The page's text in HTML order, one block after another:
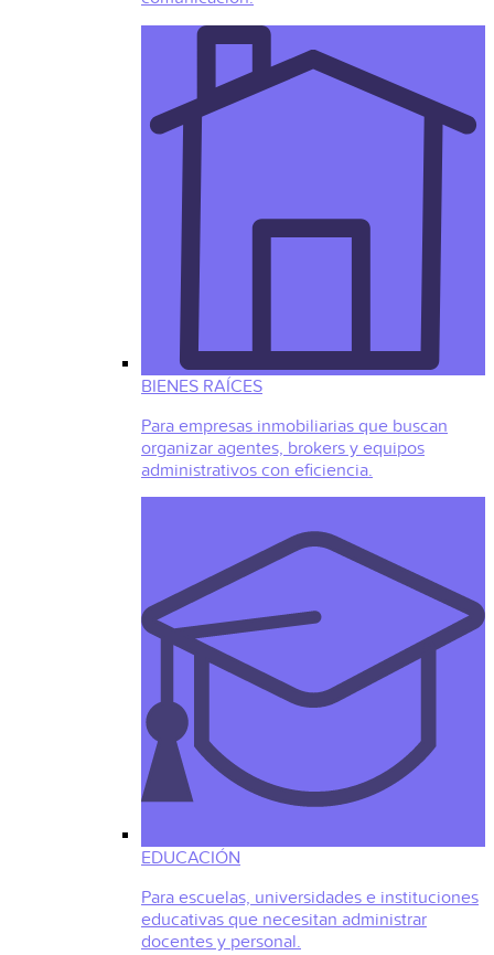
BIENES RAÍCES
Para empresas inmobiliarias que buscan
organizar agentes, brokers y equipos
administrativos con eficiencia.
EDUCACIÓN
Para escuelas, universidades e instituciones
educativas que necesitan administrar
docentes y personal.